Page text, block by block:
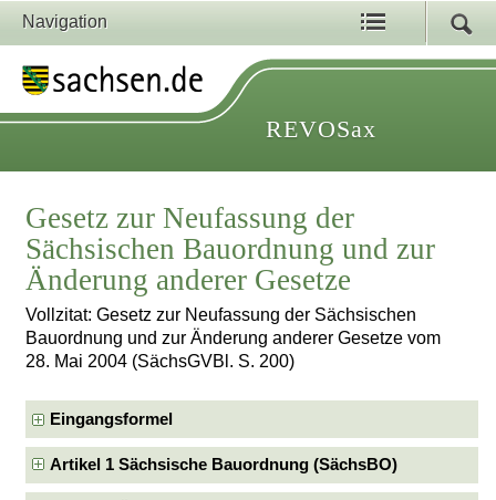
Navigation
REVOSax
Gesetz zur Neufassung der
Sächsischen Bauordnung und zur
Änderung anderer Gesetze
Vollzitat: Gesetz zur Neufassung der Sächsischen
Bauordnung und zur Änderung anderer Gesetze vom
28. Mai 2004 (SächsGVBl. S. 200)
Eingangsformel
Artikel 1 Sächsische Bauordnung (SächsBO)